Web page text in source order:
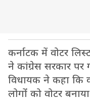
कर्नाटक में वोटर
ने कांग्रेस सरकार पर
विधायक ने कहा कि
लोगों को वोटर